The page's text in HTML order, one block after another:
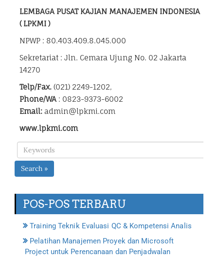
LEMBAGA PUSAT KAJIAN MANAJEMEN INDONESIA
( LPKMI )
NPWP : 80.403.409.8.045.000
Sekretariat : Jln. Cemara Ujung No. 02 Jakarta
14270
Telp/Fax. (021) 2249-1202,
Phone/WA: 0823-9373-6002
Email: admin@lpkmi.com
www.lpkmi.com
Search »
POS-POS TERBARU
Training Teknik Evaluasi QC & Kompetensi Analis
Pelatihan Manajemen Proyek dan Microsoft
Project untuk Perencanaan dan Penjadwalan